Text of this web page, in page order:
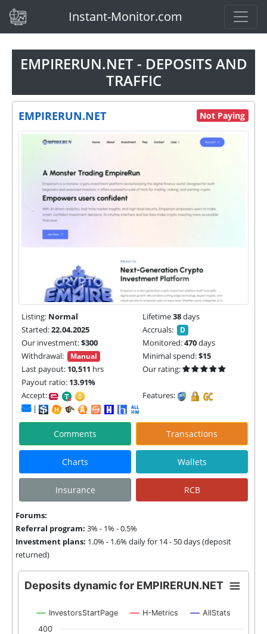
(current)Instant-Monitor.com
EMPIRERUN.NET - DEPOSITS AND
TRAFFIC
EMPIRERUN.NET Not Paying
Listing: Normal Lifetime38days
Started:22.04.2025 Accruals: D
Our investment:$300 Monitored:470days
Withdrawal:
Manual Minimal spend:$15
Last payout: 10,511 hrs
Our rating:
Payout ratio: 13.91%
Accept:
Features:
|
Comments Transactions
Charts Wallets
Insurance RCB
Forums:
Referral program: 3% - 1% - 0.5%
Investment plans: 1.0% - 1.6% daily for 14 - 50 days (deposit
returned)
Deposits dynamic for EMPIRERUN.NET
InvestorsStartPage H-Metrics AllStats
400